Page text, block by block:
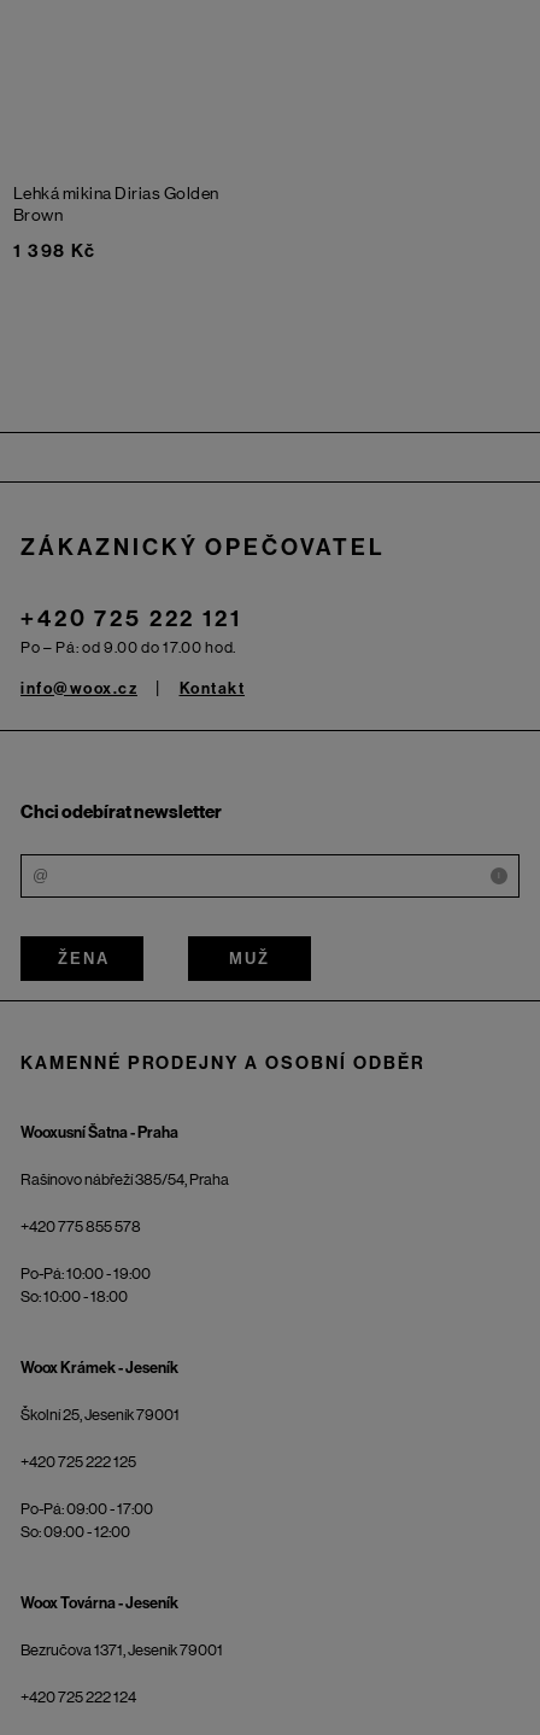
Lehká mikina DiriasGolden
Brown
1 398 Kč
ZÁKAZNICKÝ OPEČOVATEL
+420 725 222 121
Po – Pá: od 9.00 do 17.00 hod.
info@woox.cz Kontakt
Chci odebírat newsletter
i
ŽENA MUŽ
KAMENNÉ PRODEJNY A OSOBNÍ ODBĚR
Wooxusní Šatna - Praha
Rašínovo nábřeží 385/54, Praha
+420 775 855 578
Po-Pá: 10:00 - 19:00
So: 10:00 - 18:00
Woox Krámek - Jeseník
Školní 25, Jeseník 79001
+420 725 222 125
Po-Pá: 09:00 - 17:00
So: 09:00 - 12:00
Woox Továrna - Jeseník
Bezručova 1371, Jeseník 79001
+420 725 222 124